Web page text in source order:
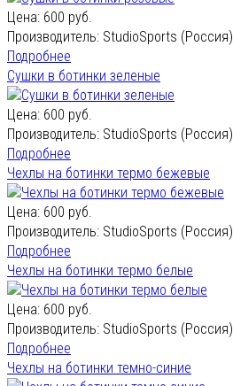
Цена: 600 руб.
Производитель: StudioSports (Россия)
Подробнее
Сушки в ботинки зеленые
Цена: 600 руб.
Производитель: StudioSports (Россия)
Подробнее
Чехлы на ботинки термо бежевые
Цена: 600 руб.
Производитель: StudioSports (Россия)
Подробнее
Чехлы на ботинки термо белые
Цена: 600 руб.
Производитель: StudioSports (Россия)
Подробнее
Чехлы на ботинки темно-синие